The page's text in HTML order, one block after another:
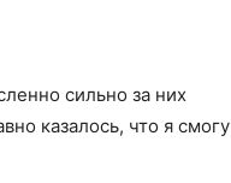
сильно за них
казалось, что я смогу